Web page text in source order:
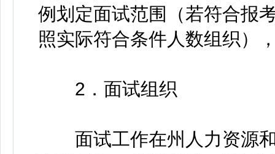
例划定面试范围（若符合报
照实际符合条件人数组织）
2．面试组织
面试工作在州人力资源和